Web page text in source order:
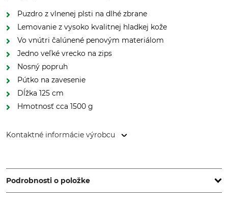
Puzdro z vlnenej plsti na dlhé zbrane
Lemovanie z vysoko kvalitnej hladkej kože
Vo vnútri čalúnené penovým materiálom
Jedno veľké vrecko na zips
Nosný popruh
Pútko na zavesenie
Dĺžka 125 cm
Hmotnosť cca 1500 g
Kontaktné informácie výrobcu
www.grube.de
Podrobnosti o položke